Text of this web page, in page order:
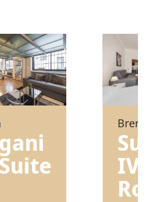
Brera
IV